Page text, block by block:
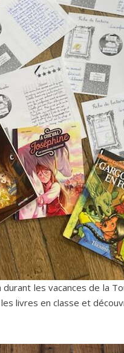
les vacances de la
livres en classe et